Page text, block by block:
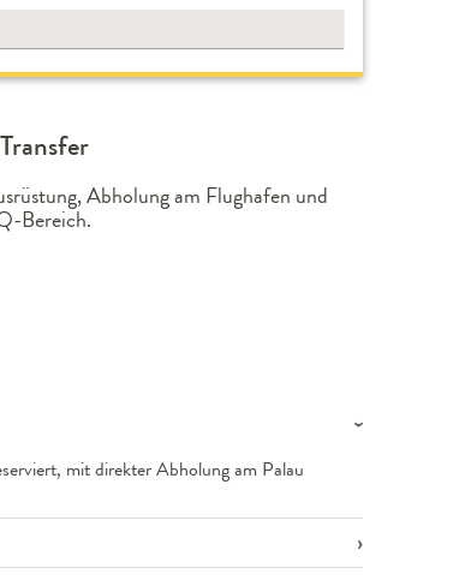
Abholung am Flughafen und
Bereich.
mit direkter Abholung am Palau